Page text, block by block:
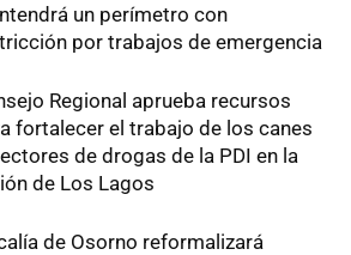
un perímetro con
por trabajos de emergencia
Regional aprueba recursos
fortalecer el trabajo de los canes
de drogas de la PDI en la
de Los Lagos
de Osorno reformalizará